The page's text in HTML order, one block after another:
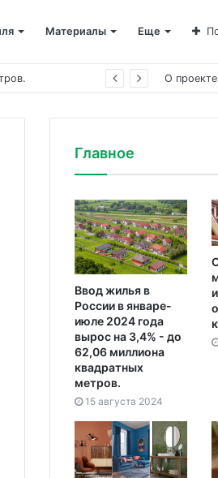
Материалы Еще
О проекте
Главное
Ввод жилья в
России в январе-
июле 2024 года
вырос на 3,4% - до
62,06 миллиона
квадратных
метров.
15 августа 2024